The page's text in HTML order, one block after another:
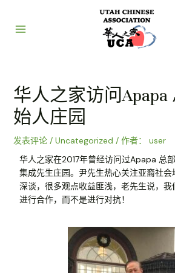
华人之家访问Apapa
始人庄园
发表评论 / Uncategorized / 作者：
user
华人之家在2017年曾经访问过Apapa 总
集成先生庄园。尹先生热心关注亚裔社
深谈，很多观点收益匪浅，老先生说，
进行合作，而不是进行对抗！